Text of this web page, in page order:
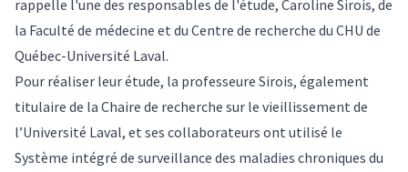
rappelle l'une des responsables de l'étude, Caroline Sirois, de
la Faculté de médecine et du Centre de recherche du CHU de
Québec-Université Laval.
Pour réaliser leur étude, la professeure Sirois, également
titulaire de la Chaire de recherche sur le vieillissement de
l’Université Laval, et ses collaborateurs ont utilisé le
Système intégré de surveillance des maladies chroniques du